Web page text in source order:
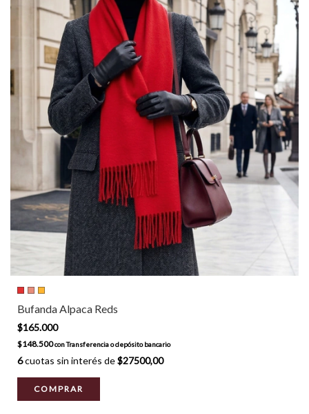
Bufanda Alpaca Reds
$165.000
$148.500conTransferencia o depósito bancario
6cuotas sin interés de$27500,00
COMPRAR